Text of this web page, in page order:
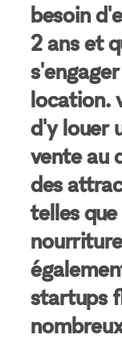
besoin
2 ans et
location.
d'y louer
vente au
des
telles
startups